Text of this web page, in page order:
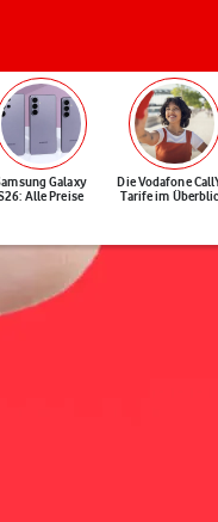
Galaxy
Alle Preise
Die Vodafone
Tarife im